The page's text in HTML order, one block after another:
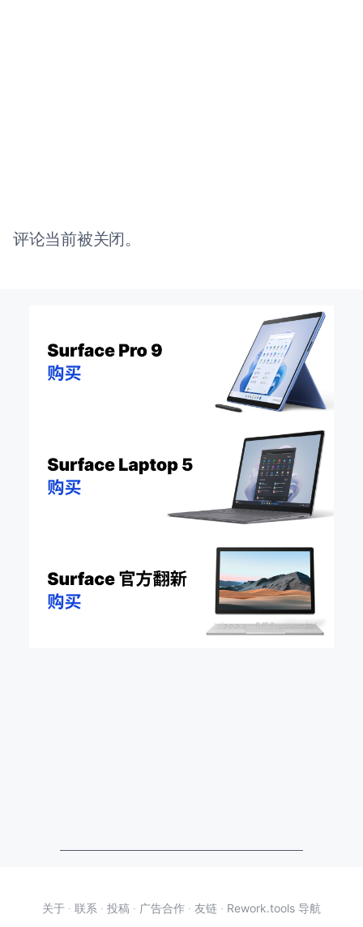
评论当前被关闭。
关于 · 联系 · 投稿 · 广告合作 · 友链 · Rework.tools 导航